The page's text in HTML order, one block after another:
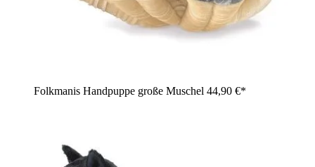
Folkmanis Handpuppe große Muschel 44,90 €*